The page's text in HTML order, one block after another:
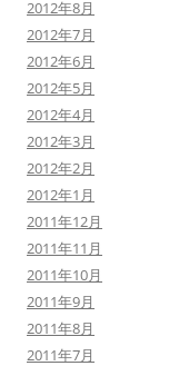
2012年8月
2012年7月
2012年6月
2012年5月
2012年4月
2012年3月
2012年2月
2012年1月
2011年12月
2011年11月
2011年10月
2011年9月
2011年8月
2011年7月